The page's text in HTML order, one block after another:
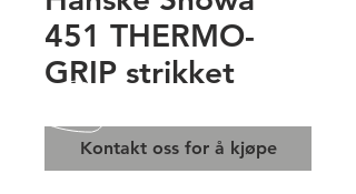
451 THERMO-
GRIP strikket
Kontakt oss for å kjøpe